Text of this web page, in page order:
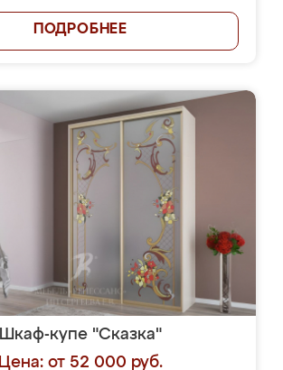
ПОДРОБНЕЕ
Шкаф-купе "Сказка"
Цена: от 52 000 руб.